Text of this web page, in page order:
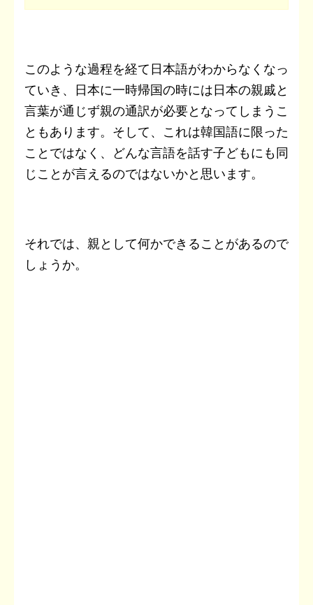
このような過程を経て日本語がわからなくなっ
ていき、日本に一時帰国の時には日本の親戚と
言葉が通じず親の通訳が必要となってしまうこ
ともあります。そして、これは韓国語に限った
ことではなく、どんな言語を話す子どもにも同
じことが言えるのではないかと思います。
それでは、親として何かできることがあるので
しょうか。